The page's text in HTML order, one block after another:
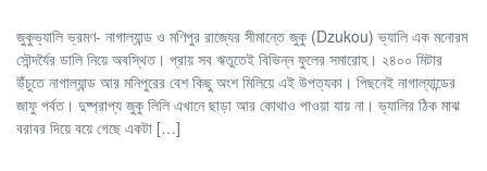
জুকুভ্যালি ভ্রমণ- নাগাল্যান্ড ও মণিপুর রাজ্যের সীমান্তে জুকু (Dzukou) ভ্যালি এক মনোরম
সৌন্দর্যৈর ডালি নিয়ে অবস্থিত। প্রায় সব ঋতুতেই বিভিন্ন ফুলের সমারোহ। ২৪০০ মিটার
উঁচুতে নাগাল্যান্ড আর মনিপুরের বেশ কিছু অংশ মিলিয়ে এই উপত্যকা। পিছনেই নাগাল্যান্ডের
জাফু পর্বত। দুষ্প্রাপ্য জুকু লিলি এখানে ছাড়া আর কোথাও পাওয়া যায় না। ভ্যালির ঠিক মাঝ
বরাবর দিয়ে বয়ে গেছে একটা […]